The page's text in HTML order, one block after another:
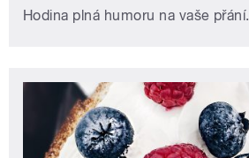
Hodina plná humoru na vaše přání.